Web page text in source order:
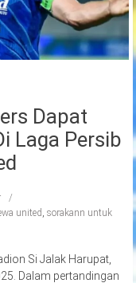
Dapat
Laga Persib
united sorakann untuk
Si Jalak Harupat,
Dalam pertandingan